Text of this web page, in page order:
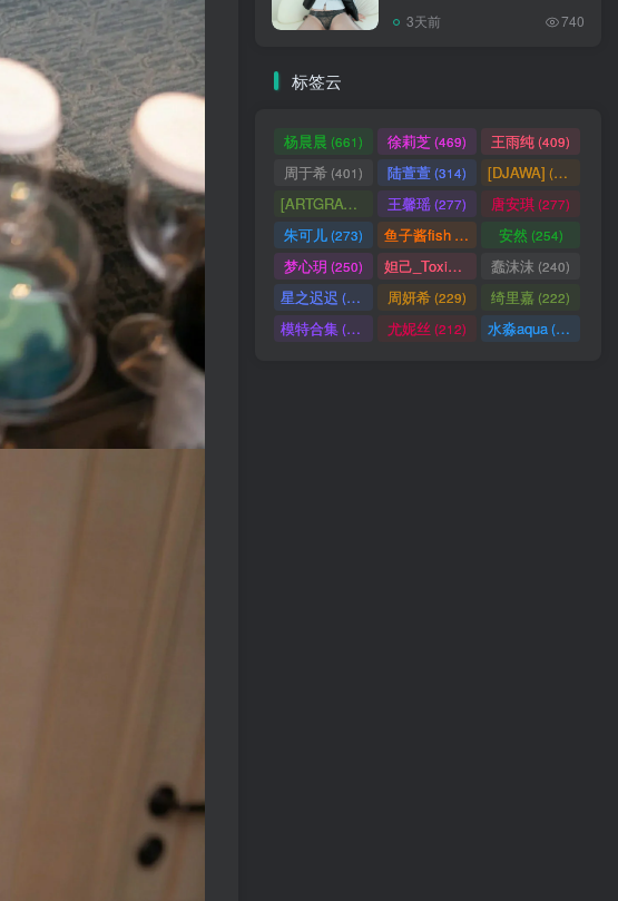
3天前 740
标签云
杨晨晨 (661) 徐莉芝(469) 王雨纯(409)
周于希 (401) 陆萱萱(314) [DJAWA] (290)
[ARTGRAVIA] (290)
王馨瑶(277) 唐安琪(277)
朱可儿(273) 鱼子酱fish 安然 (254)
梦心玥 (250) 妲己_Toxic(247)蠢沫沫 (240)
星之迟迟 (238) 周妍希(229) 绮里嘉 (222)
模特合集(218) 尤妮丝 (212) 水淼aqua(172)